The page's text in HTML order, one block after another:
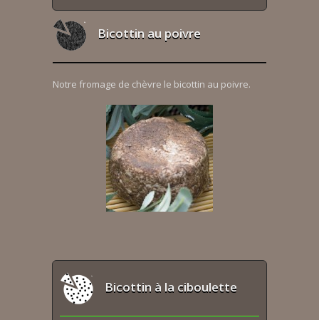
Bicottin au poivre
Notre fromage de chèvre le bicottin au poivre.
Bicottin à la ciboulette